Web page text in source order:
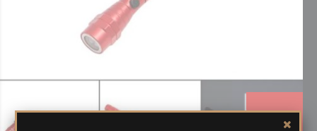
6.20€